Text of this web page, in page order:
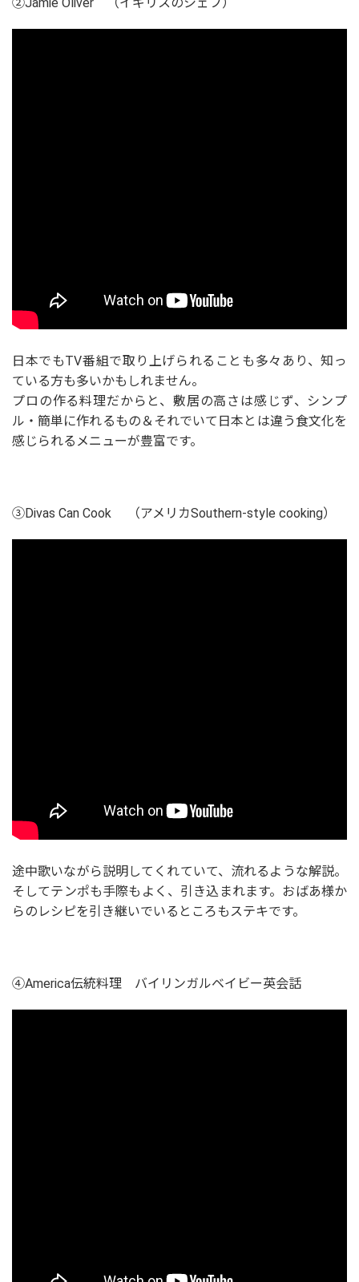
日本でもTV番組で取り上げられることも多々あり、知っ
ている方も多いかもしれません。
プロの作る料理だからと、敷居の高さは感じず、シンプ
ル・簡単に作れるもの＆それでいて日本とは違う食文化を
感じられるメニューが豊富です。
③Divas Can Cook （アメリカSouthern-style cooking）
途中歌いながら説明してくれていて、流れるような解説。
そしてテンポも手際もよく、引き込まれます。おばあ様か
らのレシピを引き継いでいるところもステキです。
④America伝統料理 バイリンガルベイビー英会話